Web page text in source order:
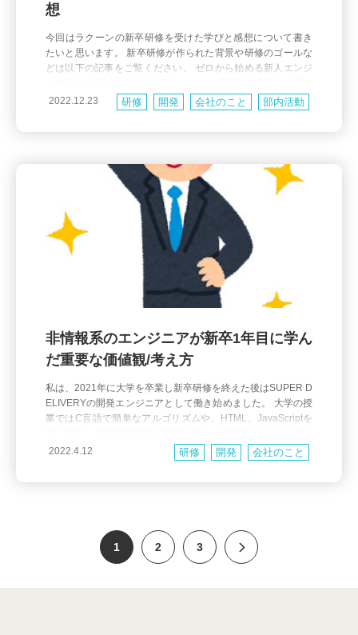
想
今回はラクーンの新卒研修を受けた学びと感想について書き
たいと思います。 新卒研修が作られた背景や研修のゴールな
どは以下の記事をご覧ください。 ゼロから始める新人エンジ
理由は、人が良かったからです。 ラクーンを知ったきっかけ
はエンジニア限定の逆求人イベントでした。 スライドを使っ
2022.12.23 開発 会社のこと 部内活動
研修
非情報系のエンジニアが新卒1年目に学ん
だ重要な価値観/考え方
私は、2021年に大学を卒業し新卒研修を終えた後はSUPER D
ELIVERYの開発エンジニアとして働き始めました。 大学の授
業ではC言語で簡単なアルゴリズムや、HTML、JavaScriptを
して未経験で入社しました。 同期の中では唯一、情報系を専
攻していない私がこの1年間で学んだこと、コードを書くとき
2022.4.12 開発 会社のこと
研修
1 2 3